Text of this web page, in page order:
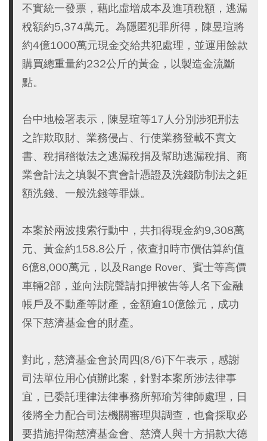
不實統一發票，藉此虛增成本及進項稅額，逃漏
稅額約5,374萬元。為隱匿犯罪所得，陳昱瑄將
約4億1000萬元現金交給共犯處理，並運用餘款
購買總重量約232公斤的黃金，以製造金流斷
點。
台中地檢署表示，陳昱瑄等17人分別涉犯刑法
之詐欺取財、業務侵占、行使業務登載不實文
書、稅捐稽徵法之逃漏稅捐及幫助逃漏稅捐、商
業會計法之填製不實會計憑證及洗錢防制法之鉅
額洗錢、一般洗錢等罪嫌。
本案於兩波搜索行動中，共扣得現金約9,308萬
元、黃金約158.8公斤，依查扣時市價估算約值
6億8,000萬元，以及Range Rover、賓士等高價
車輛2部，並向法院聲請扣押被告等人名下金融
帳戶及不動產等財產，金額逾10億餘元，成功
保下慈濟基金會的財產。
對此，慈濟基金會於周四(8/6)下午表示，感謝
司法單位用心偵辦此案，針對本案所涉法律事
宜，已委託理律法律事務所郭瑜芳律師處理，日
後將全力配合司法機關審理與調查，也會採取必
要措施捍衛慈濟基金會、慈濟人與十方捐款大德